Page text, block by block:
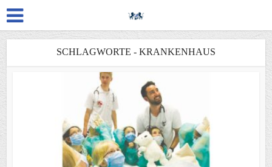
SCHLAGWORTE - KRANKENHAUS